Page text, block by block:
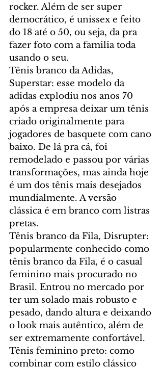
rocker. Além de ser super
democrático, é unissex e feito
do 18 até o 50, ou seja, da pra
fazer foto com a familia toda
usando o seu.
Tênis branco da Adidas,
Superstar: esse modelo da
adidas explodiu nos anos 70
após a empresa deixar um tênis
criado originalmente para
jogadores de basquete com cano
baixo. De lá pra cá, foi
remodelado e passou por várias
transformações, mas ainda hoje
é um dos tênis mais desejados
mundialmente. A versão
clássica é em branco com listras
pretas.
Tênis branco da Fila, Disrupter:
popularmente conhecido como
tênis branco da Fila, é o casual
feminino mais procurado no
Brasil. Entrou no mercado por
ter um solado mais robusto e
pesado, dando altura e deixando
o look mais autêntico, além de
ser extremamente confortável.
Tênis feminino preto: como
combinar com estilo clássico